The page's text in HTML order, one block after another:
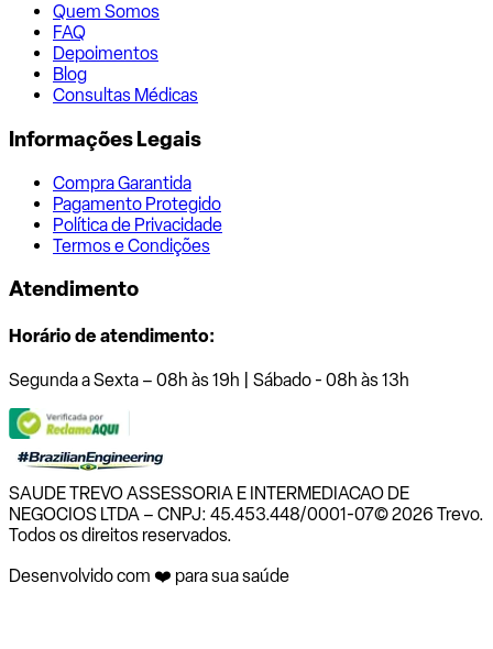
Quem Somos
FAQ
Depoimentos
Blog
Consultas Médicas
Informações Legais
Compra Garantida
Pagamento Protegido
Política de Privacidade
Termos e Condições
Atendimento
Horário de atendimento:
Segunda a Sexta – 08h às 19h | Sábado - 08h às 13h
SAUDE TREVO ASSESSORIA E INTERMEDIACAO DE
NEGOCIOS LTDA – CNPJ: 45.453.448/0001-07© 2026 Trevo.
Todos os direitos reservados.
Desenvolvido com ❤️ para sua saúde